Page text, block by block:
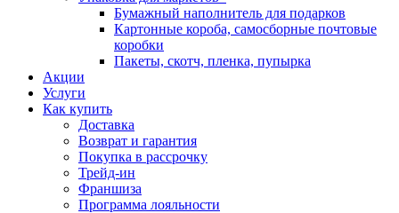
Бумажный наполнитель для подарков
Картонные короба, самосборные почтовые
коробки
Пакеты, скотч, пленка, пупырка
Акции
Услуги
Как купить
Доставка
Возврат и гарантия
Покупка в рассрочку
Трейд-ин
Франшиза
Программа лояльности